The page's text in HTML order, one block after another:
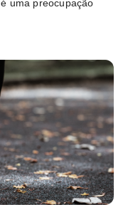
uma preocupação